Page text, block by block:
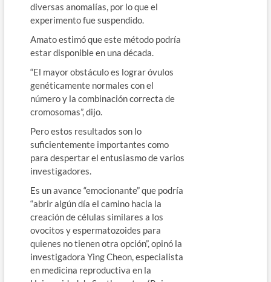
diversas anomalías, por lo que el
experimento fue suspendido.
Amato estimó que este método podría
estar disponible en una década.
“El mayor obstáculo es lograr óvulos
genéticamente normales con el
número y la combinación correcta de
cromosomas”, dijo.
Pero estos resultados son lo
suficientemente importantes como
para despertar el entusiasmo de varios
investigadores.
Es un avance “emocionante” que podría
“abrir algún día el camino hacia la
creación de células similares a los
ovocitos y espermatozoides para
quienes no tienen otra opción”, opinó la
investigadora Ying Cheon, especialista
en medicina reproductiva en la